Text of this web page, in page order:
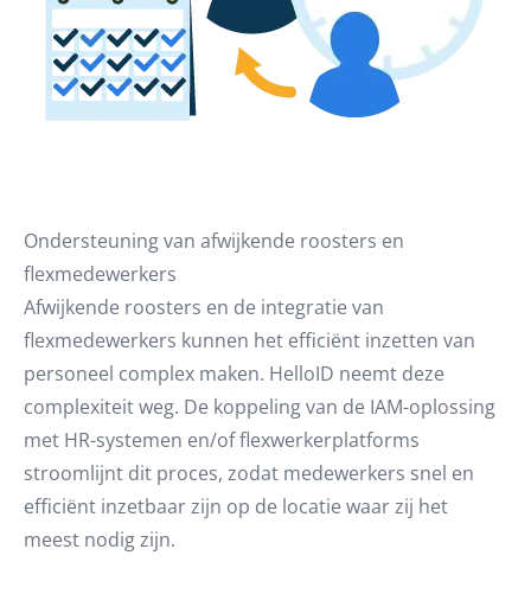
Ondersteuning van afwijkende roosters en
flexmedewerkers
Afwijkende roosters en de integratie van
flexmedewerkers kunnen het efficiënt inzetten van
personeel complex maken. HelloID neemt deze
complexiteit weg. De koppeling van de IAM-oplossing
met HR-systemen en/of flexwerkerplatforms
stroomlijnt dit proces, zodat medewerkers snel en
efficiënt inzetbaar zijn op de locatie waar zij het
meest nodig zijn.